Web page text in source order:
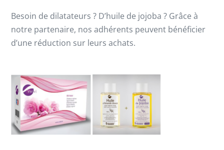
Besoin de dilatateurs ? D’huile de jojoba ? Grâce à
notre partenaire, nos adhérents peuvent bénéficier
d’une réduction sur leurs achats.